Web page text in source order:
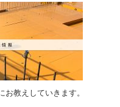
教えしていきます。